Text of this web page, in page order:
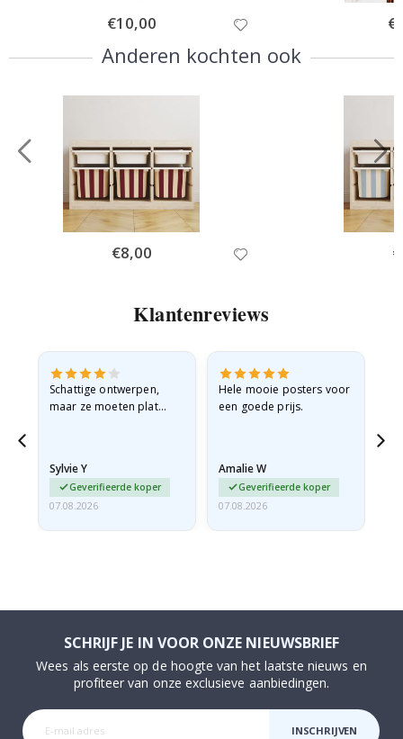
Special
Price
€10,00
Anderen kochten ook
Special
Price
€8,00
Klantenreviews
Schattige ontwerpen,
maar ze moeten plat
beetje…
Sylvie Y
Geverifieerde koper
07.08.2026
Hele mooie posters voor
een goede prijs.
Amalie W
Geverifieerde koper
07.08.2026
SCHRIJF JE IN VOOR ONZE NIEUWSBRIEF
Wees als eerste op de hoogte van het laatste nieuws en
profiteer van onze exclusieve aanbiedingen.
INSCHRIJVEN